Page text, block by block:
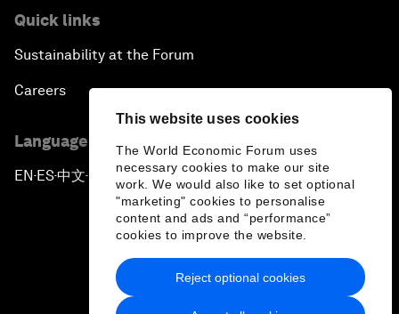
This website uses cookies
The World Economic Forum uses
necessary cookies to make our site
work. We would also like to set optional
"marketing" cookies to personalise
content and ads and “performance”
cookies to improve the website.
Reject optional cookies
Quick links
Sustainability at the Forum
Careers
Language editions
EN ▪ES▪中文▪ 日本語
Privacy Policy & Terms of Service